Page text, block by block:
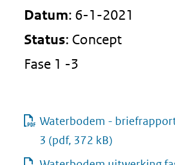
Datum: 6-1-2021
Status: Concept
Fase 1 -3
Waterbodem -
3 (pdf, 372 kB)